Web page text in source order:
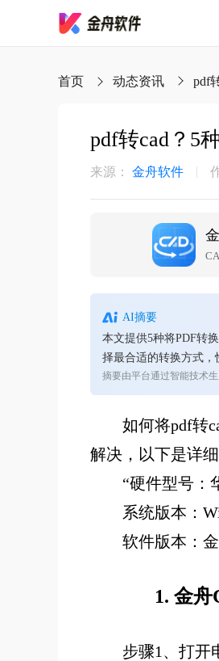
首页 动态资讯 pdf
pdf转cad？5
来源： 金舟软件
AI摘要
本文提供5种将PDF转
择最合适的转换方式，
摘要由平台通过智能技术
如何将pdf转
解决，以下是详细
“硬件型号：
系统版本：
软件版本：
1. 金舟
步骤1、打开